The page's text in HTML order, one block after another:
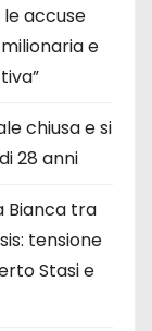
le accuse
e
chiusa e si
28 anni
Bianca tra
tensione
Stasi e